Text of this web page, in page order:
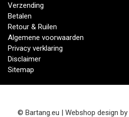
Verzending
Betalen
Retour & Ruilen
Algemene voorwaarden
Privacy verklaring
Disclaimer
Sitemap
© Bartang.eu | Webshop design by